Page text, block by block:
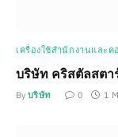
เครื่องใช้สำนักงานและค
บริษัท คริสตัลสตา
By บริษัท 0 1